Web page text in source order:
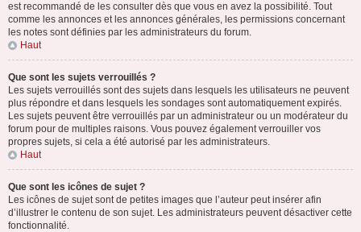
est recommandé de les consulter dès que vous en avez la possibilité. Tout
comme les annonces et les annonces générales, les permissions concernant
les notes sont définies par les administrateurs du forum.
Haut
Que sont les sujets verrouillés ?
Les sujets verrouillés sont des sujets dans lesquels les utilisateurs ne peuvent
plus répondre et dans lesquels les sondages sont automatiquement expirés.
Les sujets peuvent être verrouillés par un administrateur ou un modérateur du
forum pour de multiples raisons. Vous pouvez également verrouiller vos
propres sujets, si cela a été autorisé par les administrateurs.
Haut
Que sont les icônes de sujet ?
Les icônes de sujet sont de petites images que l’auteur peut insérer afin
d’illustrer le contenu de son sujet. Les administrateurs peuvent désactiver cette
fonctionnalité.